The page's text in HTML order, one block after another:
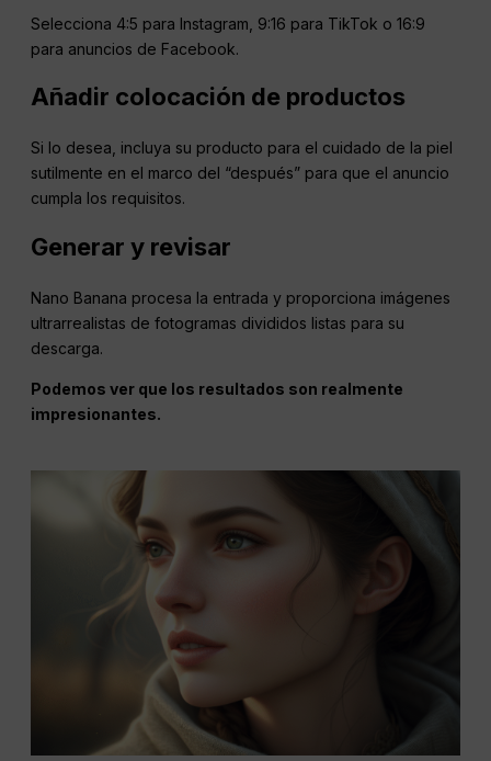
Selecciona 4:5 para Instagram, 9:16 para TikTok o 16:9
para anuncios de Facebook.
Añadir colocación de productos
Si lo desea, incluya su producto para el cuidado de la piel
sutilmente en el marco del “después” para que el anuncio
cumpla los requisitos.
Generar y revisar
Nano Banana procesa la entrada y proporciona imágenes
ultrarrealistas de fotogramas divididos listas para su
descarga.
Podemos ver que los resultados son realmente
impresionantes.